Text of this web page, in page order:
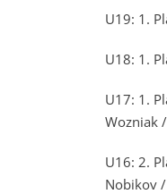
U19: 1.
U18: 1.
U17: 1.
Wozniak
U16: 2.
Nobikov /